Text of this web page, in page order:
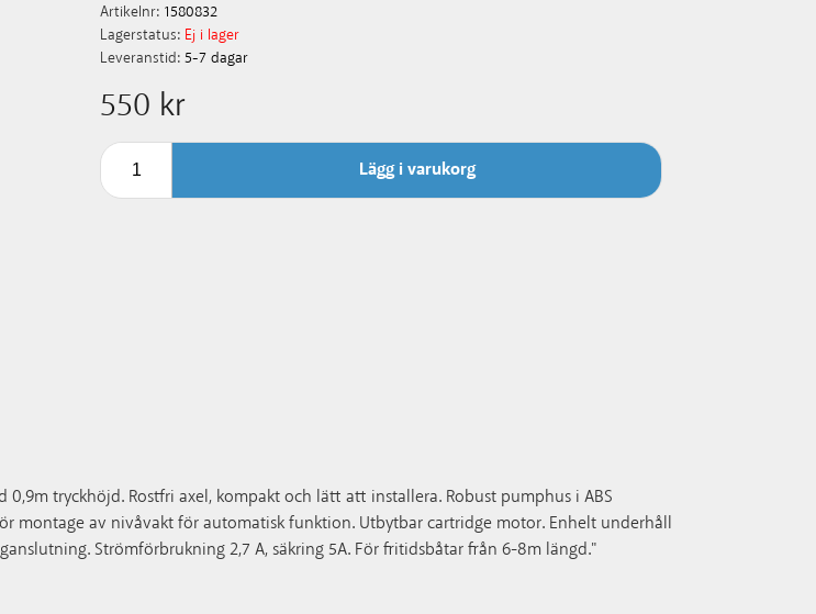
Artikelnr: 1580832
Lagerstatus: Ej i lager
Leveranstid: 5-7 dagar
550 kr
Lägg i varukorg
tryckhöjd. Rostfri axel, kompakt och lätt att installera. Robust pumphus i ABS
montage av nivåvakt för automatisk funktion. Utbytbar cartridge motor. Enhelt underhåll
Strömförbrukning 2,7 A, säkring 5A. För fritidsbåtar från 6-8m längd."